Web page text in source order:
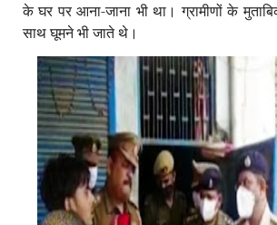
के घर पर आना-जाना भी था। ग्रामीणों के
साथ घूमने भी जाते थे।